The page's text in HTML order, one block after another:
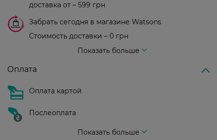
доставка от – 599 грн
Забрать сегодня в магазине Watsons
Стоимость доставки – 0 грн
Показать больше
Оплата
Оплата картой
Послеоплата
Показать больше